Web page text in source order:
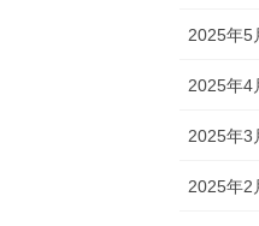
2025年5
2025年4
2025年3
2025年2